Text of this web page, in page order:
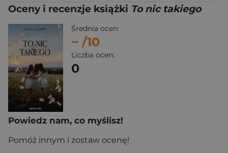
Oceny i recenzje książki To nic takiego
Średnia ocen:
~ /10
Liczba ocen:
0
Powiedz nam, co myślisz!
Pomóż innym i zostaw ocenę!